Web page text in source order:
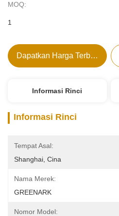
MOQ:
1
Dapatkan Harga Terbaik
Informasi Rinci
Informasi Rinci
Tempat Asal:
Shanghai, Cina
Nama Merek:
GREENARK
Nomor Model: